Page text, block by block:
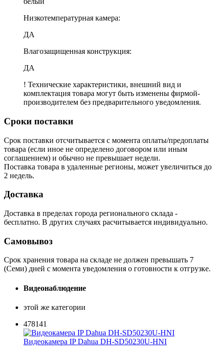
Низкотемпературная камера:
ДА
Влагозащищенная конструкция:
ДА
! Технические характеристики, внешний вид и
комплектация товара могут быть изменены фирмой-
производителем без предварительного уведомления.
Сроки поставки
Срок поставки отсчитывается с момента оплаты/предоплаты
товара (если иное не определено договором или иным
соглашением) и обычно не превышает недели.
Поставка товара в удаленные регионы, может увеличиться до
2 недель.
Доставка
Доставка в пределах города регионального склада -
бесплатно. В других случаях расчитывается индивидуально.
Самовывоз
Срок хранения товара на складе не должен превышать 7
(Семи) дней с момента уведомления о готовности к отгрузке.
Видеонаблюдение
этой же категории
478141
Видеокамера IP Dahua DH-SD50230U-HNI